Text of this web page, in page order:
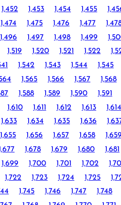
1,452 1,453 1,454 1,455
1,474 1,475 1,476 1,477
1,496 1,497 1,498 1,499
1,519 1,520 1,521 1,522
1,542 1,543 1,544 1,545
1,565 1,566 1,567 1,568
1,588 1,589 1,590 1,591
1,610 1,611 1,612 1,613 1,614
1,633 1,634 1,635 1,636
1,655 1,656 1,657 1,658 1,659
1,678 1,679 1,680 1,681
1,699 1,700 1,701 1,702
1,722 1,723 1,724 1,725
1,745 1,746 1,747 1,748